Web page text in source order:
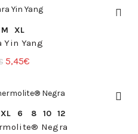
original
10,90€.
actual
RÁPIDA
M XL
Yin Yang
El
original
5,45€
actual
RÁPIDA
XL 6 8 10 12
Negra